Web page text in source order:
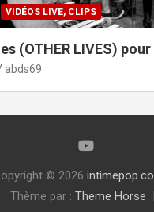
VIDÉOS LIVE, CLIPS
(OTHER LIVES)
abds69
© 2026
Thème par : Theme Horse